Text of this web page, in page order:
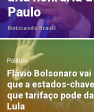
Paulo
Notciasdo Brasil
Político
Flávio Bolsonaro vai
que a estados-
que tarifaço pode
Lula